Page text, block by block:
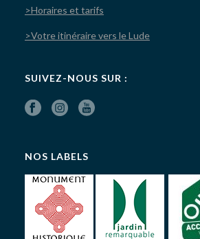
>Horaires et tarifs
>Votre itinéraire vers le Lude
SUIVEZ-NOUS SUR :
NOS LABELS